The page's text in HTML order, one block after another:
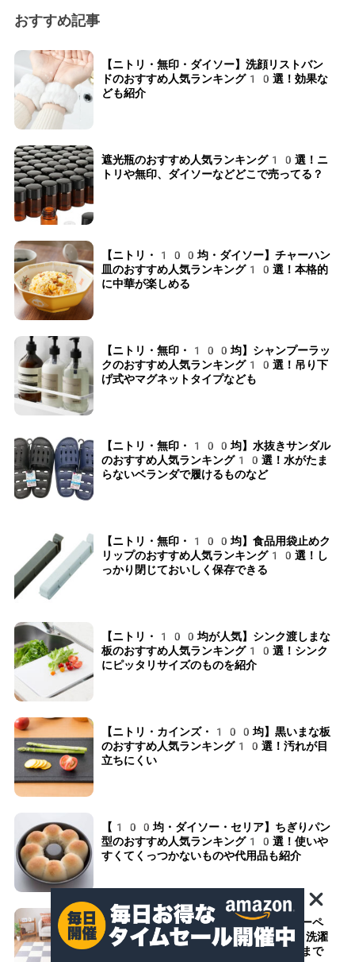
おすすめ記事
【ニトリ・無印・ダイソー】洗顔リストバン
ドのおすすめ人気ランキング10選！効果な
ども紹介
遮光瓶のおすすめ人気ランキング10選！ニ
トリや無印、ダイソーなどどこで売ってる？
【ニトリ・100均・ダイソー】チャーハン
皿のおすすめ人気ランキング10選！本格的
に中華が楽しめる
【ニトリ・無印・100均】シャンプーラッ
クのおすすめ人気ランキング10選！吊り下
げ式やマグネットタイプなども
【ニトリ・無印・100均】水抜きサンダル
のおすすめ人気ランキング10選！水がたま
らないベランダで履けるものなど
【ニトリ・無印・100均】食品用袋止めク
リップのおすすめ人気ランキング10選！し
っかり閉じておいしく保存できる
【ニトリ・100均が人気】シンク渡しまな
板のおすすめ人気ランキング10選！シンク
にピッタリサイズのものを紹介
【ニトリ・カインズ・100均】黒いまな板
のおすすめ人気ランキング10選！汚れが目
立ちにくい
【100均・ダイソー・セリア】ちぎりパン
型のおすすめ人気ランキング10選！使いや
すくてくっつかないものや代用品も紹介
【ニトリ・サンコー】ペット用タイルカーペ
ットのおすすめ人気ランキング10選！洗濯
機で洗えるものや安くておしゃれなものまで